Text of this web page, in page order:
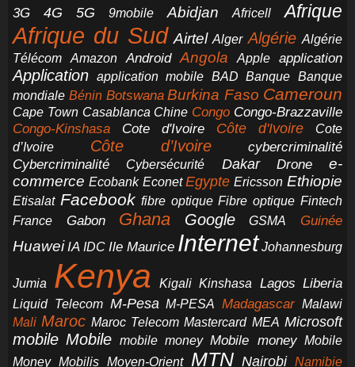
3G 4G 5G 9mobile Abidjan Africell Afrique
Afrique du Sud Airtel Alger Algérie Algérie
Télécom
Amazon Android Angola Apple application
Application application mobile BAD Banque Banque
mondiale Bénin Botswana Burkina Faso Cameroun
Cape Town Casablanca Chine Congo Congo-Brazzaville
Congo-Kinshasa Cote d'Ivoire Côte d'Ivoire
Cote
d’Ivoire
Côte d’Ivoire
cybercriminalité
Cybercriminalité
Cybersécurité Dakar Drone
e-
commerce Ecobank Econet Egypte Ericsson Ethiopie
Etisalat Facebook fibre optique Fibre optique Fintech
France
Gabon Ghana Google GSMA Guinée
Huawei IA IDC Ile Maurice Internet Johannesburg
Jumia Kenya Kigali Kinshasa Lagos Liberia
Liquid Telecom M-Pesa M-PESA Madagascar Malawi
Mali Maroc Maroc Telecom Mastercard MEA Microsoft
mobile Mobile mobile money Mobile money Mobile
Money Mobilis Moyen-Orient MTN Nairobi Namibie